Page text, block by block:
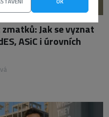
Jak se vyznat
ASiC i úrovních